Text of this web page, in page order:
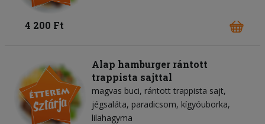
4 200 Ft
Alap hamburger rántott
trappista sajttal
magvas buci rántott trappista sajt
jégsaláta paradicsom kígyóuborka
lilahagyma